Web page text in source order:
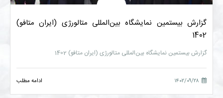
گزارش بیستمین نمایشگاه بین‌المللی متالورژی (ایران متافو)
1402
گزارش بیستمین نمایشگاه بین‌المللی متالورژی (ایران متافو) 1402
۱۴۰۲/۰۹/۲۸ ادامه مطلب